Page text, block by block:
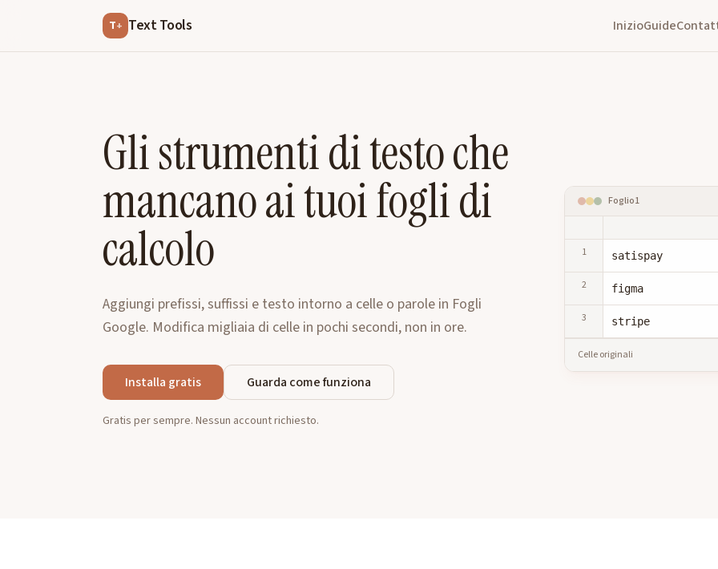
T+ Text Tools InizioGuide
Gli strumenti di testo che
mancano ai tuoi fogli di
calcolo
Aggiungi prefissi, suffissi e testo intorno a celle o parole in Fogli
Google. Modifica migliaia di celle in pochi secondi, non in ore.
Installa gratis Guarda come funziona
Gratis per sempre. Nessun account richiesto.
Foglio1
1
satispay
2 figma
3 stripe
Celle originali